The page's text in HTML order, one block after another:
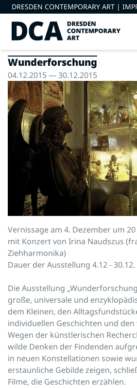
DRESDEN CONTEMPORARY ART |
Wunderforschung
04.12.2015 — 30.12.2015
Vernissage am 4. Dezember um
mit Konzert von Irina Naudszus
Ziehharmonika)
Dauer der Ausstellung 4.12 - 30.12.
Die Ausstellung
große, universale und
dem Kleinen, den
individuellen Geschichten und
Wegen der künstlerischen
wilde Denken der Findenden
in neuen Konstellationen sowie
erstaunliche Gebilde zeigen,
Filme, die Geschichten erzählen.